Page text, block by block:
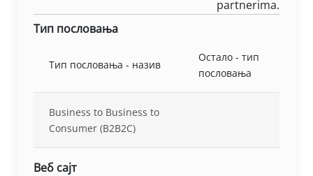
partnerima.
Тип пословања
Тип пословања - назив
Остало - тип
пословања
Business to Business to
Consumer (B2B2C)
Веб сајт